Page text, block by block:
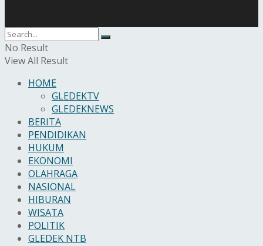
No Result
View All Result
HOME
GLEDEKTV
GLEDEKNEWS
BERITA
PENDIDIKAN
HUKUM
EKONOMI
OLAHRAGA
NASIONAL
HIBURAN
WISATA
POLITIK
GLEDEK NTB